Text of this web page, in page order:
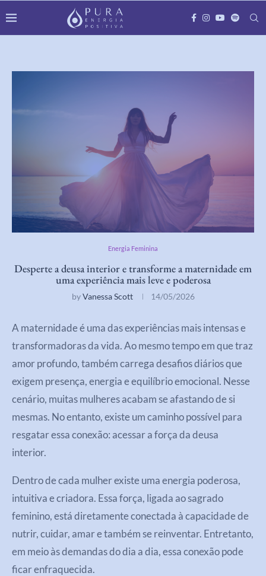
Energia Feminina
Desperte a deusa interior e transforme a maternidade em
uma experiência mais leve e poderosa
byVanessa Scott 14/05/2026
A maternidade é uma das experiências mais intensas e
transformadoras da vida. Ao mesmo tempo em que traz
amor profundo, também carrega desafios diários que
exigem presença, energia e equilíbrio emocional. Nesse
cenário, muitas mulheres acabam se afastando de si
mesmas. No entanto, existe um caminho possível para
resgatar essa conexão: acessar a força da deusa
interior.
Dentro de cada mulher existe uma energia poderosa,
intuitiva e criadora. Essa força, ligada ao sagrado
feminino, está diretamente conectada à capacidade de
nutrir, cuidar, amar e também se reinventar. Entretanto,
em meio às demandas do dia a dia, essa conexão pode
ficar enfraquecida.